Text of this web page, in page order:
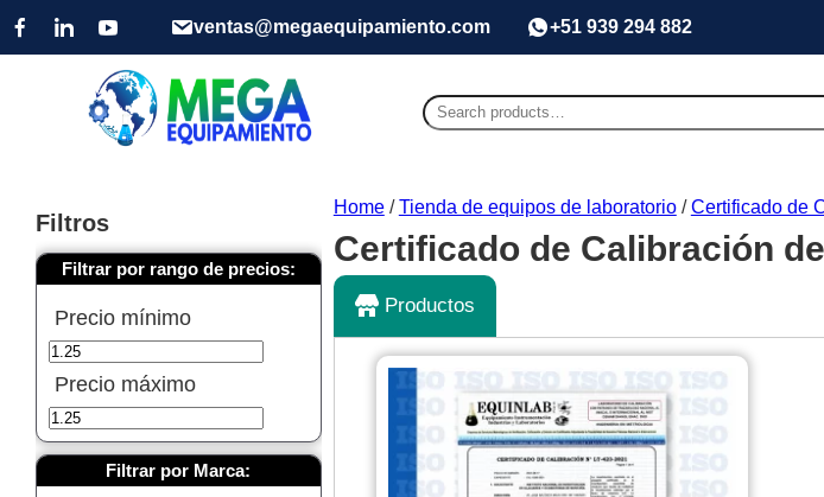
ventas@megaequipamiento.com +51 939 294 882
Search
for:
Filtros
Filtrar por rango de precios:
Precio mínimo
Precio máximo
Filtrar por Marca:
Home/Tienda de equipos de laboratorio/Certificado de
Certificado de Calibración
Productos